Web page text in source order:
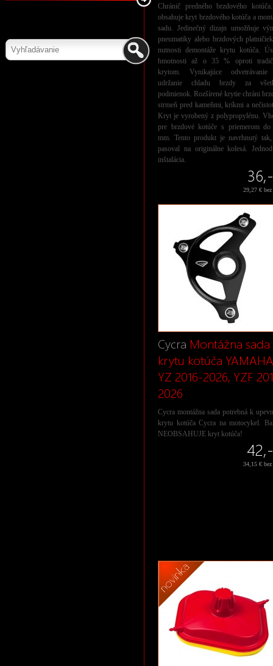
Chránič predného brzdového
obsahuje kryt brzdového kotúča a
sadu. Jedinečný dizajn umožňuje
pneumatiky alebo brzdových
nutnosti demontáže krytu kotúča.
hmotnosti až o 35 % oproti
krytom. Vynikajúce
udržanie chladu brzdy za
podmienok. Rozšírené krytie chráni
strmeň pred kameňmi, kríkmi a
Kryt je vyrobený z polypropylénu.
pre brzdové kotúče s priemerom
mm. Tento produkt je navrhnutý
pasoval na originálne kolesá.
inštalácia.
29,27 €
Cycra Montážna sada
krytu kotúča YAMAHA
YZ 2016-2026, YZF
2026
Cycra montážna sada potrebná k
krytu kotúča Cycra na motocykel.
NEOBSAHUJE kryt kotúča!
34,15 €